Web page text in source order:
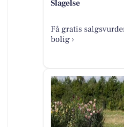
Slagelse
Få gratis
bolig ›